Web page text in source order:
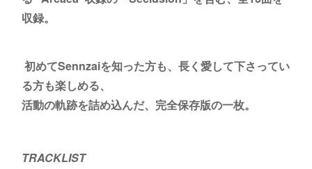
収録。
初めてSennzaiを知った方も、長く愛して下さってい
る方も楽しめる、
活動の軌跡を詰め込んだ、完全保存版の一枚。
TRACKLIST